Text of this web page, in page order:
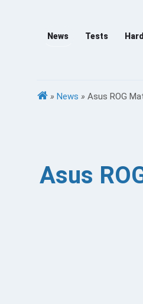
News Tests
» News » Asus ROG
Asus